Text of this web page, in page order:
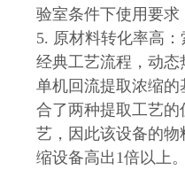
验室条件下使用要求
5. 原材料转化率高
经典工艺流程，动
单机回流提取浓缩
合了两种提取工艺
艺，因此该设备的
缩设备高出1倍以上。